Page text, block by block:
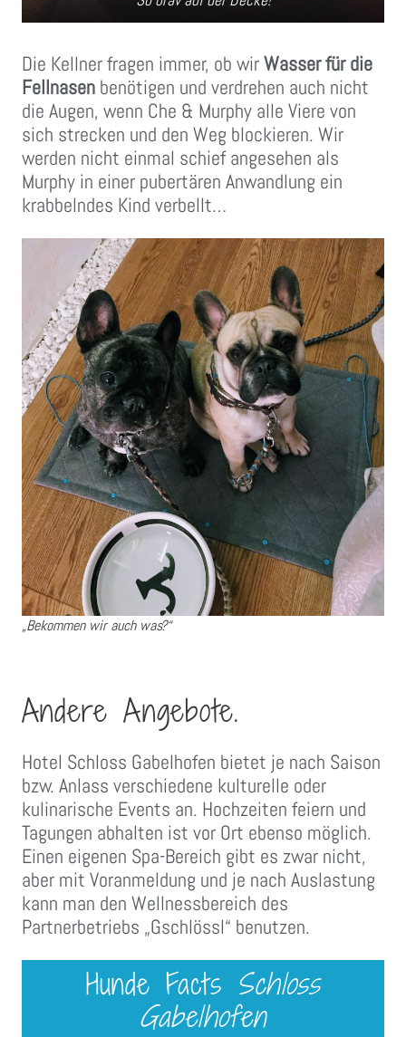
Die Kellner fragen immer, ob wirWasser für die
Fellnasen benötigen und verdrehen auch nicht
die Augen, wenn Che & Murphy alle Viere von
sich strecken und den Weg blockieren. Wir
werden nicht einmal schief angesehen als
Murphy in einer pubertären Anwandlung ein
krabbelndes Kind verbellt…
„Bekommen wir auch was?“
Andere Angebote.
Hotel Schloss Gabelhofen bietet je nach Saison
bzw. Anlass verschiedene kulturelle oder
kulinarische Events an. Hochzeiten feiern und
Tagungen abhalten ist vor Ort ebenso möglich.
Einen eigenen Spa-Bereich gibt es zwar nicht,
aber mit Voranmeldung und je nach Auslastung
kann man den Wellnessbereich des
Partnerbetriebs „Gschlössl“ benutzen.
Hunde Facts Schloss
Gabelhofen